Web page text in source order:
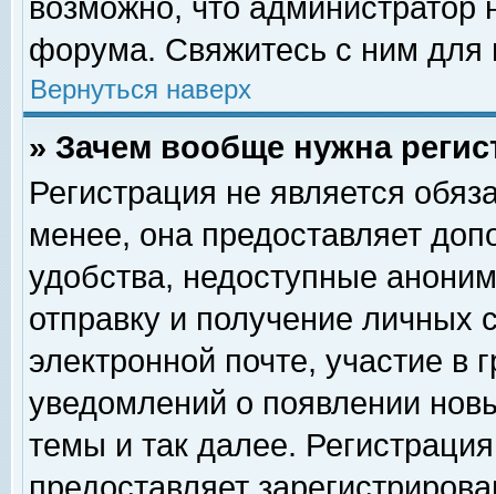
возможно, что
форума. Свяжитесь с ним для
Вернуться наверх
» Зачем вообще нужна
Регистрация не является
менее, она предоставляет
удобства, недоступные
отправку и получение личных
электронной почте, участие в
уведомлений о появлении
темы и так далее.